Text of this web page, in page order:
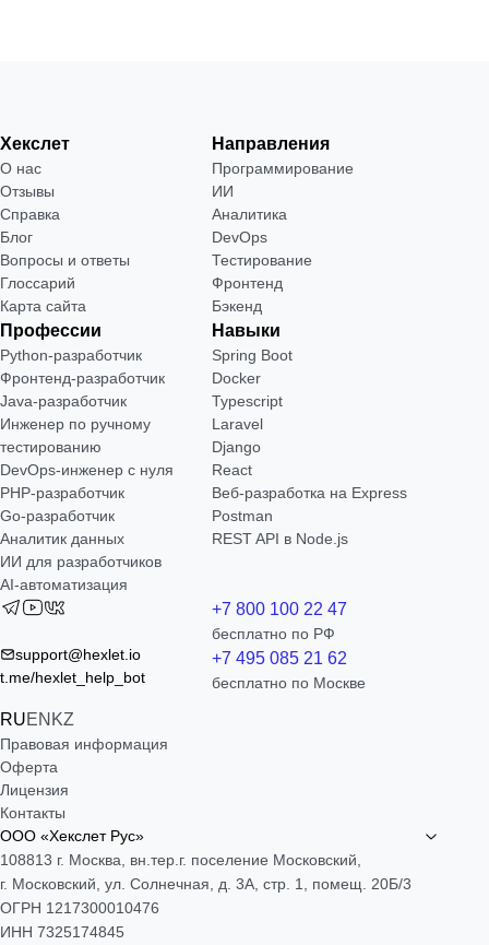
Хекслет
О нас
Отзывы
Справка
Блог
Вопросы и ответы
Глоссарий
Карта сайта
Направления
Программирование
ИИ
Аналитика
DevOps
Тестирование
Фронтенд
Бэкенд
Профессии
Python-разработчик
Фронтенд-разработчик
Java-разработчик
Инженер по ручному
тестированию
DevOps-инженер с нуля
РНР-разработчик
Go-разработчик
Аналитик данных
ИИ для разработчиков
AI-автоматизация
Навыки
Spring Boot
Docker
Typescript
Laravel
Django
React
Веб-разработка на Express
Postman
REST API в Node.js
support@hexlet.io
t.me/hexlet_help_bot
RUEN KZ
+7 800 100 22 47
бесплатно по РФ
+7 495 085 21 62
бесплатно по Москве
Правовая информация
Оферта
Лицензия
Контакты
ООО «Хекслет Рус»
108813 г. Москва, вн.тер.г. поселение Московский,
г. Московский, ул. Солнечная, д. 3А, стр. 1, помещ. 20Б/3
ОГРН 1217300010476
ИНН 7325174845